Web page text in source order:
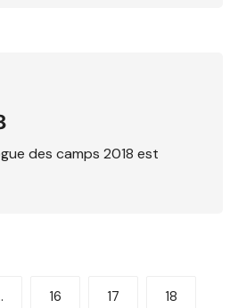
des camps 2018 est
16 17 18